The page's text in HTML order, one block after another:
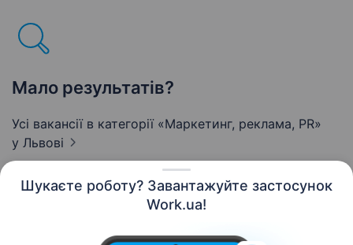
Шукаєте роботу? Завантажуйте застосунок
Work.ua!
Мало результатів?
Усі вакансії в категорії «Маркетинг, реклама, PR»
у Львові